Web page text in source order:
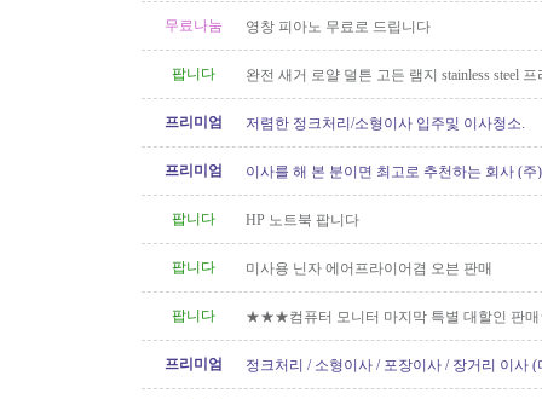
무료나눔 영창 피아노 무료로 드립니다
팝니다
완전 새거 로얄 덜튼 고든 램지 stainless steel
프리미엄
저렴한 정크처리/소형이사 입주및 이사청소.
프리미엄
이사를 해 본 분이면 최고로 추천하는 회사 (주
팝니다
HP 노트북 팝니다
팝니다 미사용 닌자 에어프라이어겸 오븐 판매
팝니다 ★★★컴퓨터 모니터 마지막 특별 대할인
프리미엄 정크처리 / 소형이사 / 포장이사 / 장거리 이사 (